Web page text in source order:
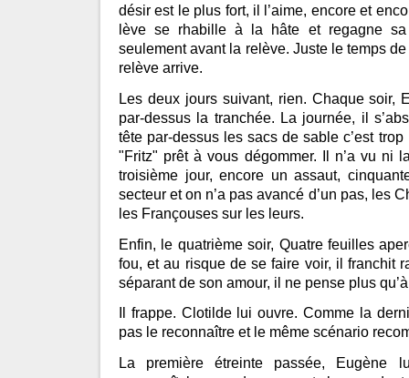
désir est le plus fort, il l’aime, encore et
lève se rhabille à la hâte et regagne sa
seulement avant la relève. Juste le temps
relève arrive.
Les deux jours suivant, rien. Chaque soir,
par-dessus la tranchée. La journée, il
tête par-dessus les sacs de sable c’est
"Fritz" prêt à vous dégommer. Il n’a vu ni
troisième jour, encore un assaut,
secteur et on n’a pas avancé d’un pas, les
les Françouses sur les leurs.
Enfin, le quatrième soir, Quatre feuilles
fou, et au risque de se faire voir, il franchit
séparant de son amour, il ne pense plus
Il frappe. Clotilde lui ouvre. Comme la
pas le reconnaître et le même scénario
La première étreinte passée, Eugène